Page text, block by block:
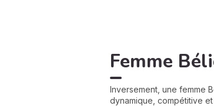
Femme
Inversement, une femme
dynamique, compétitive